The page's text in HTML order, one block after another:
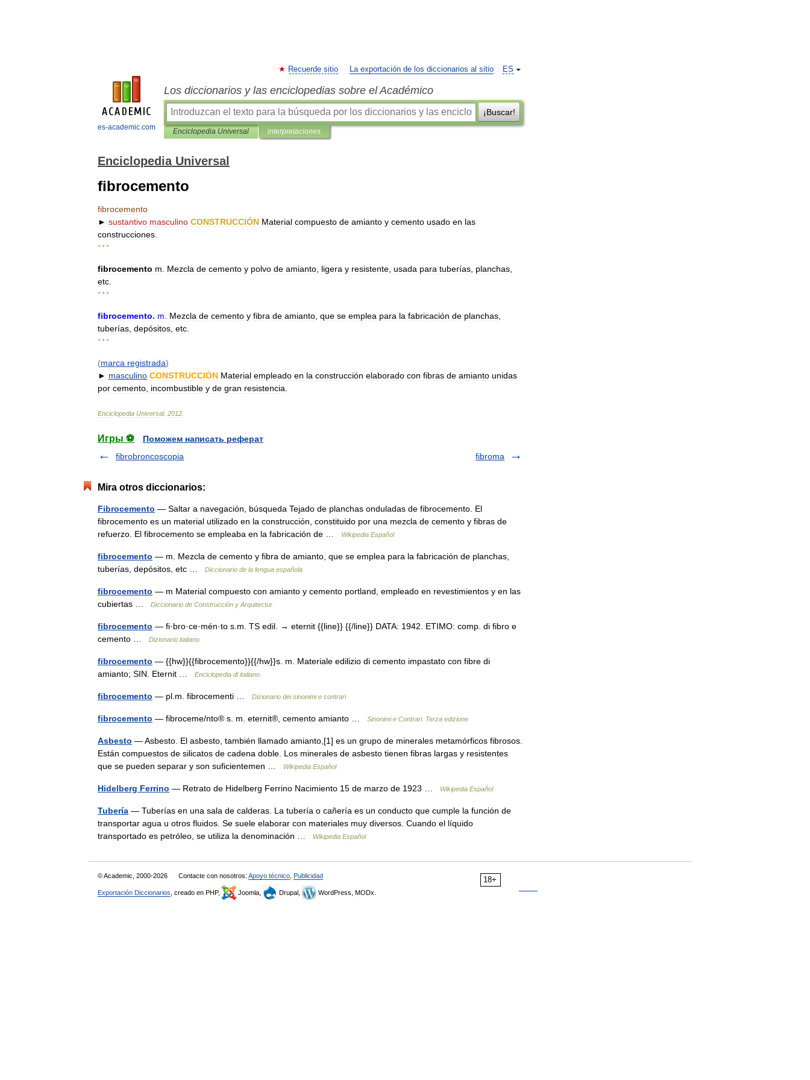
es-academic.com
ES
Recuerde sitio La exportación de los diccionarios al sitio
Los diccionarios y las enciclopedias sobre el Académico
¡Buscar!
Enciclopedia Universal interpretaciones
Enciclopedia Universal
fibrocemento
fibrocemento
► sustantivo masculino CONSTRUCCIÓN Material compuesto de amianto y cemento usado en las
construcciones
* * *
fibrocemento m Mezcla de cemento y polvo de amianto ligera y resistente usada para tuberías planchas
etc
* * *
fibrocemento. m Mezcla de cemento y fibra de amianto que se emplea para la fabricación de planchas
tuberías depósitos etc
* * *
(marca registrada)
► masculino CONSTRUCCIÓN Material empleado en la construcción elaborado con fibras de amianto unidas
por cemento incombustible y de gran resistencia
Enciclopedia Universal. 2012
Игры ⚽
Поможем написать реферат
fibrobroncoscopia
fibroma
Mira otros diccionarios:
Fibrocemento — Saltar a navegación, búsqueda Tejado de planchas onduladas de fibrocemento. El
fibrocemento es un material utilizado en la construcción, constituido por una mezcla de cemento y fibras de
refuerzo. El fibrocemento se empleaba en la fabricación de …
Wikipedia Español
fibrocemento — m. Mezcla de cemento y fibra de amianto, que se emplea para la fabricación de planchas,
tuberías, depósitos, etc …
Diccionario de la lengua española
fibrocemento — m Material compuesto con amianto y cemento portland, empleado en revestimientos y en las
cubiertas …
Diccionario de Construcción y Arquitectur
fibrocemento — fi·bro·ce·mén·to s.m. TS edil. → eternit {{line}} {{/line}} DATA: 1942. ETIMO: comp. di fibro e
cemento …
Dizionario italiano
fibrocemento — {{hw}}{{fibrocemento}}{{/hw}}s. m. Materiale edilizio di cemento impastato con fibre di
amianto; SIN. Eternit …
Enciclopedia di italiano
fibrocemento — pl.m. fibrocementi … Dizionario dei sinonimi e contrari
fibrocemento — fibroceme/nto® s. m. eternit®, cemento amianto … Sinonimi e Contrari. Terza edizione
Asbesto — Asbesto. El asbesto, también llamado amianto,[1] es un grupo de minerales metamórficos fibrosos.
Están compuestos de silicatos de cadena doble. Los minerales de asbesto tienen fibras largas y resistentes
que se pueden separar y son suficientemen …
Wikipedia Español
Hidelberg Ferrino — Retrato de Hidelberg Ferrino Nacimiento 15 de marzo de 1923 … Wikipedia Español
Tubería — Tuberías en una sala de calderas. La tubería o cañería es un conducto que cumple la función de
transportar agua u otros fluidos. Se suele elaborar con materiales muy diversos. Cuando el líquido
transportado es petróleo, se utiliza la denominación …
Wikipedia Español
18+
© Academic, 2000-2026 Contacte con nosotros: Apoyo técnico Publicidad
Exportación Diccionarios , creado en PHP, Joomla, Drupal, WordPress, MODx.